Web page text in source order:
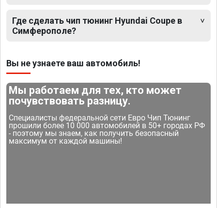
Где сделать чип тюнинг Hyundai Coupe в
Симферополе?
Вы не узнаете ваш автомобиль!
Мы работаем для тех, кто может
почувствовать разницу.
Специалисты федеральной сети Евро Чип Тюнинг
прошили более 10 000 автомобилей в 50+ городах РФ
- поэтому мы знаем, как получить безопасный
максимум от каждой машины!